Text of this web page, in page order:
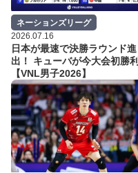
ネーションズリーグ
2026.07.16
日本が最速で決勝ラウンド進
出！ キューバが今大会初勝利
【VNL男子2026】